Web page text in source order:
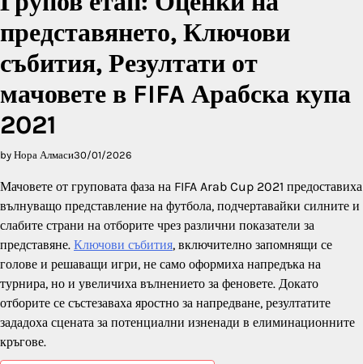
представянето, Ключови
събития, Резултати от
мачовете в FIFA Арабска купа
2021
by Нора Алмаси30/01/2026
Мачовете от груповата фаза на FIFA Arab Cup 2021 предоставиха
вълнуващо представление на футбола, подчертавайки силните и
слабите страни на отборите чрез различни показатели за
представяне. Ключови събития, включително запомнящи се
голове и решаващи игри, не само оформиха напредъка на
турнира, но и увеличиха вълнението за феновете. Докато
отборите се състезаваха яростно за напредване, резултатите
зададоха сцената за потенциални изненади в елиминационните
кръгове.